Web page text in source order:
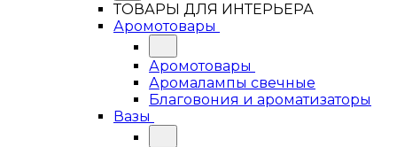
ТОВАРЫ ДЛЯ ИНТЕРЬЕРА
Аромотовары
Аромотовары
Аромалампы свечные
Благовония и ароматизаторы
Вазы